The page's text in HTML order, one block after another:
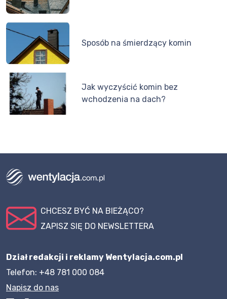
Sposób na śmierdzący komin
Jak wyczyścić komin bez
wchodzenia na dach?
CHCESZ BYĆ NA BIEŻĄCO?
ZAPISZ SIĘ DO NEWSLETTERA
Dział redakcji i reklamy Wentylacja.com.pl
Telefon: +48 781 000 084
Napisz do nas